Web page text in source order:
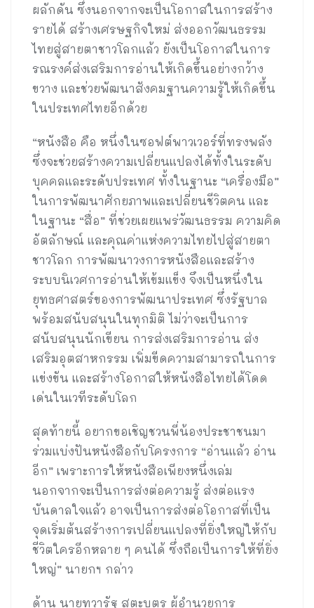
ผลักดัน ซึ่งนอกจากจะเป็นโอกาสในการสร้าง
รายได้ สร้างเศรษฐกิจใหม่ ส่งออกวัฒนธรรม
ไทยสู่สายตาชาวโลกแล้ว ยังเป็นโอกาสในการ
รณรงค์ส่งเสริมการอ่านให้เกิดขึ้นอย่างกว้าง
ขวาง และช่วยพัฒนาสังคมฐานความรู้ให้เกิดขึ้น
ในประเทศไทยอีกด้วย
“หนังสือ คือ หนึ่งในซอฟต์พาวเวอร์ที่ทรงพลัง
ซึ่งจะช่วยสร้างความเปลี่ยนแปลงได้ทั้งในระดับ
บุคคลและระดับประเทศ ทั้งในฐานะ “เครื่องมือ”
ในการพัฒนาศักยภาพและเปลี่ยนชีวิตคน และ
ในฐานะ “สื่อ” ที่ช่วยเผยแพร่วัฒนธรรม ความคิด
อัตลักษณ์ และคุณค่าแห่งความไทยไปสู่สายตา
ชาวโลก การพัฒนาวงการหนังสือและสร้าง
ระบบนิเวศการอ่านให้เข้มแข็ง จึงเป็นหนึ่งใน
ยุทธศาสตร์ของการพัฒนาประเทศ ซึ่งรัฐบาล
พร้อมสนับสนุนในทุกมิติ ไม่ว่าจะเป็นการ
สนับสนุนนักเขียน การส่งเสริมการอ่าน ส่ง
เสริมอุตสาหกรรม เพิ่มขีดความสามารถในการ
แข่งขัน และสร้างโอกาสให้หนังสือไทยได้โดด
เด่นในเวทีระดับโลก
สุดท้ายนี้ อยากขอเชิญชวนพี่น้องประชาชนมา
ร่วมแบ่งปันหนังสือกับโครงการ “อ่านแล้ว อ่าน
อีก” เพราะการให้หนังสือเพียงหนึ่งเล่ม
นอกจากจะเป็นการส่งต่อความรู้ ส่งต่อแรง
บันดาลใจแล้ว อาจเป็นการส่งต่อโอกาสที่เป็น
จุดเริ่มต้นสร้างการเปลี่ยนแปลงที่ยิ่งใหญ่ให้กับ
ชีวิตใครอีกหลาย ๆ คนได้ ซึ่งถือเป็นการให้ที่ยิ่ง
ใหญ่” นายกฯ กล่าว
ด้าน นายทวารัฐ สูตะบุตร ผู้อำนวยการ